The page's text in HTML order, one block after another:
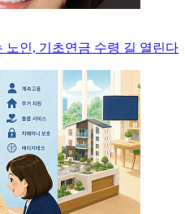
노인, 기초연금 수령 길 열린다